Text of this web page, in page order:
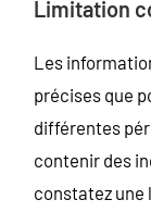
Limitation
Les
précises que
différentes
contenir des
constatez une